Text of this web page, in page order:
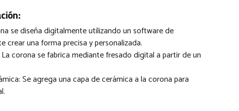
se diseña digitalmente utilizando un software de
crear una forma precisa y personalizada.
corona se fabrica mediante fresado digital a partir de un
Se agrega una capa de cerámica a la corona para